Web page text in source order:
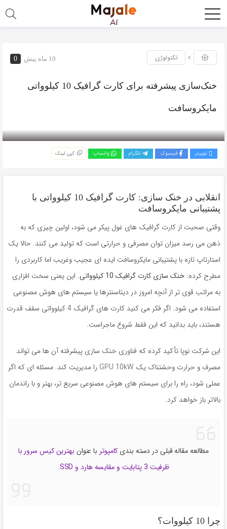
10 ماه پیش 0 تکنولوژی
خنک‌سازی پیشرفته برای کارت گرافیک 10 کیلوواتی
مایکروسافت
توییتر فیسبوک تلگرام واتساپ کپی لینک
انقلابی در خنک سازی: کارت گرافیک 10 کیلوواتی با
پشتیبانی مایکروسافت
وقتی صحبت از کارت گرافیک های غول پیکر می شود، اولین چیزی که به
ذهن می رسد میزان توان مصرفی و حرارتی است که تولید می کنند. حالا یک
استارتاپ تازه با پشتیبانی مایکروسافت ایده ای عجیب وغریب اما کاربردی را
مطرح کرده: خنک سازی کارت گرافیک 10 کیلوواتی
. این یعنی سخت افزاری
به مراتب قوی تر از آنچه امروز در دیتاسنترها یا سیستم های هوش مصنوعی
استفاده می شود. اگر فکر می کنید کارت های گرافیک 4 کیلوواتی سقف قدرت
هستند، باید بدانید که این فقط شروع ماجراست.
این شرکت نوپا تأکید کرده که فناوری خنک سازی پیشرفته آن ها می تواند
مصرف و حرارت وحشتناک یک GPU 10kW را مدیریت کند. مسئله ای که اگر
عملی شود، راه را برای سیستم های هوش مصنوعی سریع تر، بهتر و با راندمان
بالاتر باز خواهد کرد.
مطالعه مقاله قبلی در دسته بندی کامپوتر با عنوان بهترین کیس سرور با
ظرفیت 3 پتابایت و مقایسه هارد و SSD
.
چرا 10 کیلووات؟